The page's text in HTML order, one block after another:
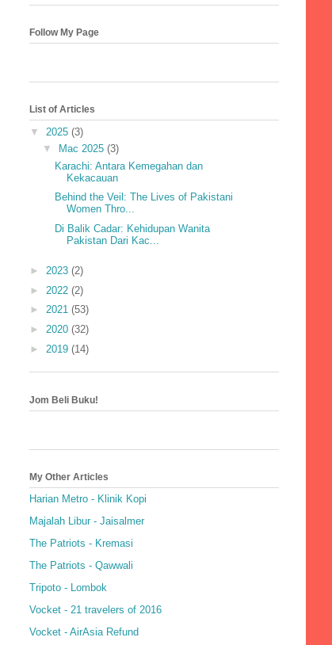
Follow My Page
List of Articles
▼ 2025 (3)
▼
Mac 2025 (3)
Karachi: Antara Kemegahan dan
Kekacauan
Behind the Veil: The Lives of Pakistani
Women Thro...
Di Balik Cadar: Kehidupan Wanita
Pakistan Dari Kac...
► 2023 (2)
► 2022 (2)
► 2021 (53)
► 2020 (32)
► 2019 (14)
Jom Beli Buku!
My Other Articles
Harian Metro - Klinik Kopi
Majalah Libur - Jaisalmer
The Patriots - Kremasi
The Patriots - Qawwali
Tripoto - Lombok
Vocket - 21 travelers of 2016
Vocket - AirAsia Refund